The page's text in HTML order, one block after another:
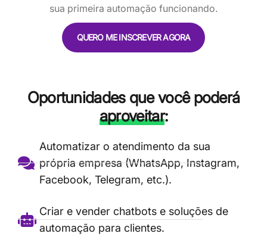
sua primeira automação funcionando.
QUERO ME INSCREVER AGORA
Oportunidades que você poderá
aproveitar:
Automatizar o atendimento da sua
própria empresa (WhatsApp, Instagram,
Facebook, Telegram, etc.).
Criar e vender chatbots e soluções de
automação para clientes.